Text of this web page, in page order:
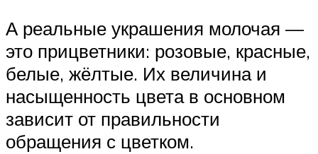
А реальные украшения молочая —
это прицветники: розовые, красные,
белые, жёлтые. Их величина и
насыщенность цвета в основном
зависит от правильности
обращения с цветком.